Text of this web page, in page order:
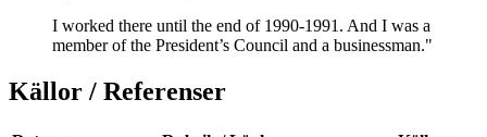
I worked there until the end of 1990-1991. And I was a
member of the President’s Council and a businessman."
Källor / Referenser